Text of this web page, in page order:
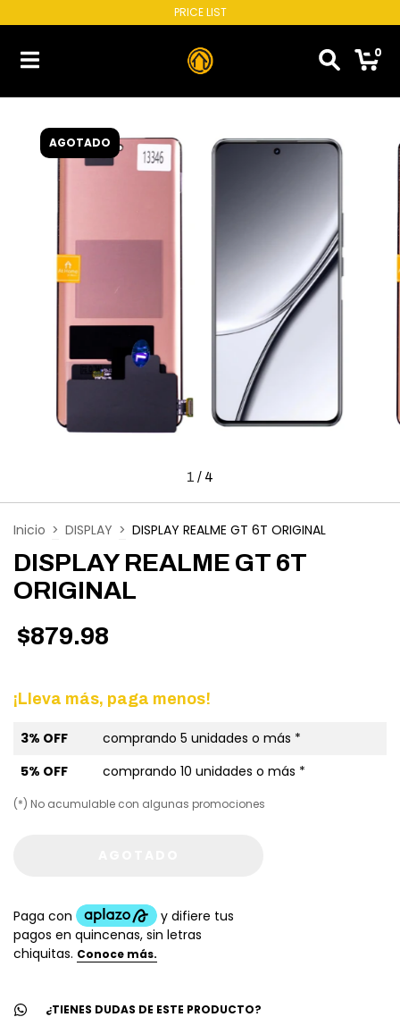
PRICE LIST
0
AGOTADO
1 / 4
Inicio > DISPLAY > DISPLAY REALME GT 6T ORIGINAL
DISPLAY REALME GT 6T
ORIGINAL
$879.98
¡Lleva más, paga menos!
3% OFF
comprando 5 unidades o más *
5% OFF
comprando 10 unidades o más *
(*) No acumulable con algunas promociones
¿TIENES DUDAS DE ESTE PRODUCTO?